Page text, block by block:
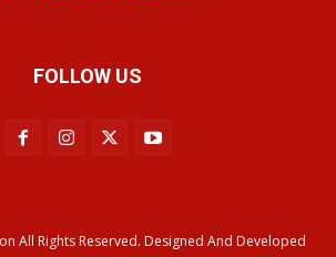
FOLLOW US
All Rights Reserved. Designed And Developed